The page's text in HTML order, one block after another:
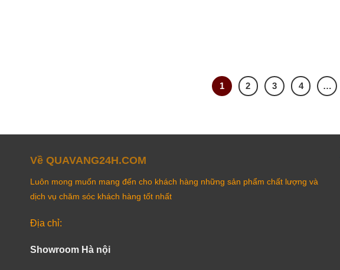
1 2 3 4 …
Về QUAVANG24H.COM
Luôn mong muốn mang đến cho khách hàng những sản phẩm chất lượng và
dịch vụ chăm sóc khách hàng tốt nhất
Địa chỉ:
Showroom Hà nội